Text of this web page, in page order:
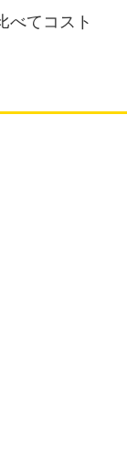
べてコスト